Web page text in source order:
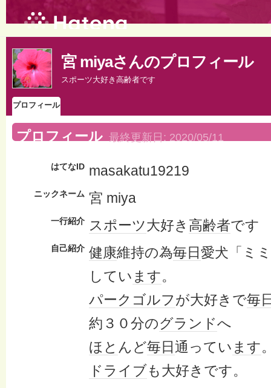
宮 miyaさんのプロフィール
スポーツ大好き高齢者です
プロフィール
プロフィール 最終更新日: 2020/05/11
はてなID masakatu19219
ニックネーム 宮 miya
一行紹介 スポーツ大好き 高齢者です
自己紹介 健康維持の為毎日愛犬「ミ
してい ます。
パークゴルフが大好きで毎
約３０分のグランドへ
ほと んど毎日通ってい ます
ドライブも大好きです。